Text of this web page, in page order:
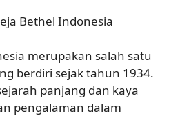
Bethel Indonesia
merupakan salah satu
berdiri sejak tahun 1934.
panjang dan kaya
pengalaman dalam